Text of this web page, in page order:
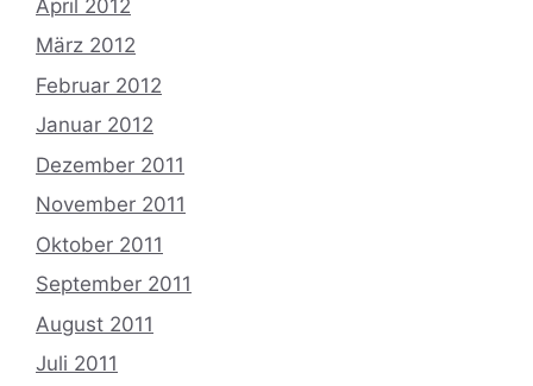
April 2012
März 2012
Februar 2012
Januar 2012
Dezember 2011
November 2011
Oktober 2011
September 2011
August 2011
Juli 2011